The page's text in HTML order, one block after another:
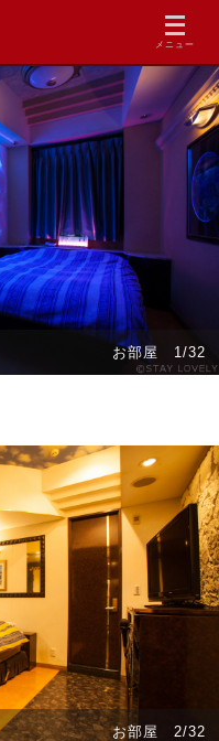
メニュー
お部屋 1/32
お部屋 2/32